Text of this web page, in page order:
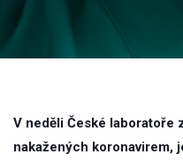
V neděli České laboratoře
nakažených koronavirem,